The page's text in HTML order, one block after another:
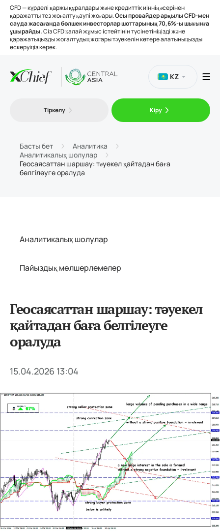
CFD — күрделі қаржы құралдары және кредиттік иіннің әсерінен
қаражатты тез жоғалту қаупі жоғары.Осы провайдер арқылы CFD-мен
сауда жасағанда бөлшек инвесторлар шоттарының 70,6%-ы шығынға
ұшырайды.Сіз CFD қалай жұмыс істейтінін түсінетініңізді және
қаражатыңызды жоғалтудың жоғары тәуекелін көтере алатыныңызды
ескеруіңіз керек.
Құралдар
KZ
Тіркелу Кіру
Басты бет
Аналитика
Аналитикалық шолулар
Геосаясаттан шаршау: тәуекел қайтадан баға
белгілеуге оралуда
Аналитикалық шолулар
Пайыздық мөлшерлемелер
Геосаясаттан шаршау: тәуекел
қайтадан баға белгілеуге
оралуда
15.04.2026 13:04